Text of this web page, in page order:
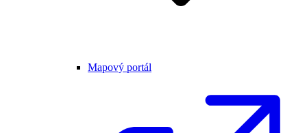
Mapový portál